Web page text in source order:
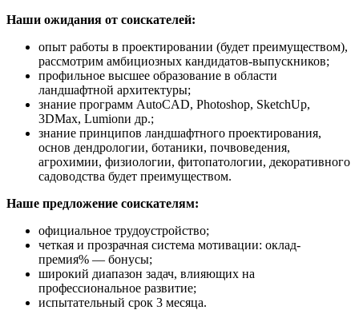
Наши ожидания от соискателей:
опыт работы в проектировании (будет преимуществом),
рассмотрим амбициозных кандидатов-выпускников;
профильное высшее образование в области
ландшафтной архитектуры;
знание программ AutoCAD, Photoshop, SketchUp,
3DMax, Lumionи др.;
знание принципов ландшафтного проектирования,
основ дендрологии, ботаники, почвоведения,
агрохимии, физиологии, фитопатологии, декоративного
садоводства будет преимуществом.
Наше предложение соискателям:
официальное трудоустройство;
четкая и прозрачная система мотивации: оклад-
премия% — бонусы;
широкий диапазон задач, влияющих на
профессиональное развитие;
испытательный срок 3 месяца.